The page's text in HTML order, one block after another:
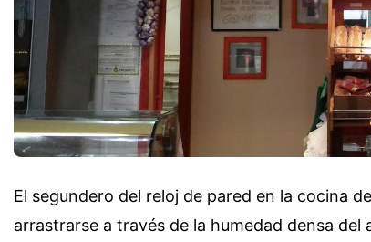
El segundero del reloj de pared en la cocina
arrastrarse a través de la humedad densa